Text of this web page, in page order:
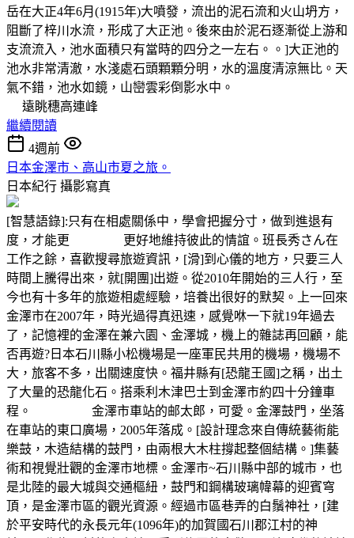
岳在大正4年6月(1915年)大噴發，流出的泥石流和火山坍方，
阻斷了梓川水流，形成了大正池。後來由於泥石逐漸從上游和
支流流入，池水面積只有當時的四分之一左右。。]大正池的
池水非常清澈，水淺處石頭顆顆分明，水的溫度清涼無比。天
氣不錯，池水如鏡，山巒雲彩倒影水中。
遠眺穗高連峰
繼續閱讀
4週前
日本金澤市、高山市夏之旅。
日本紀行 攝影寫真
[智慧語錄]:只有在相處關係中，學會把握分寸，做到進退有
度，才能更 更好地維持彼此的情誼。班長秀さん在
工作之餘，喜歡搜尋旅遊資訊，[滑]到心儀的地方，只要三人
時間上騰得出來，就[開團]出遊。從2010年開始的三人行，至
今也有十多年的旅遊相處經驗，培養出很好的默契。上一回來
金澤市在2007年，時光過得真迅速，感覺咻一下就19年過去
了，記憶裡的金澤在兼六園、金澤城，機上的雜誌再回顧，能
否再遊?日本石川縣小松機場是一座軍民共用的機場，機場不
大，旅客不多，出關速度快。福井縣有[恐龍王國]之稱，出土
了大量的恐龍化石。搭乘利木津巴士到金澤市約四十分鐘車
程。 金澤市車站的邮太郎，可愛。金澤鼓門，坐落
在車站的東口廣場，2005年落成。[設計理念來自傳統藝術能
樂鼓，木造結構的鼓門，由兩根大木柱撐起整個結構。]集藝
術和視覺壯觀的金澤市地標。金澤市~石川縣中部的城市，也
是北陸的最大城與交通樞紐，鼓門和鋼構玻璃幃幕的迎賓穹
頂，是金澤市區的觀光資源。經過市區巷弄的白鬚神社，[建
於平安時代的永長元年(1096年)的加賀國石川郡江村的神